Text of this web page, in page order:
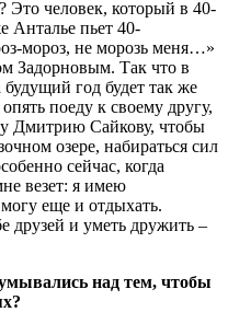
Это человек, который в 40-
Анталье пьет 40-
мороз, не морозь меня…»
Задорновым. Так что в
год будет так же
поеду к своему другу,
Дмитрию Сайкову, чтобы
озере, набираться сил
сейчас, когда
везет: я имею
еще и отдыхать.
друзей и уметь дружить –
над тем, чтобы